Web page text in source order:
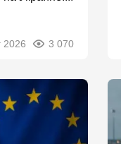
2026 3 070